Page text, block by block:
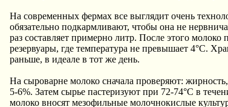
На современных фермах все выглядит очень
обязательно подкармливают, чтобы она не
раз составляет примерно литр. После этого
резервуары, где температура не превышает 4°C.
раньше, в идеале в тот же день.
На сыроварне молоко сначала проверяют:
5-6%. Затем сырье пастеризуют при 72-74°C в
молоко вносят мезофильные молочнокислые